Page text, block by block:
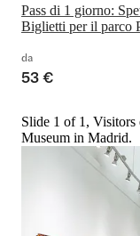
Pass di 1 giorno:
Biglietti per il parco
da
53 €
Slide 1 of 1, Visitors
Museum in Madrid.